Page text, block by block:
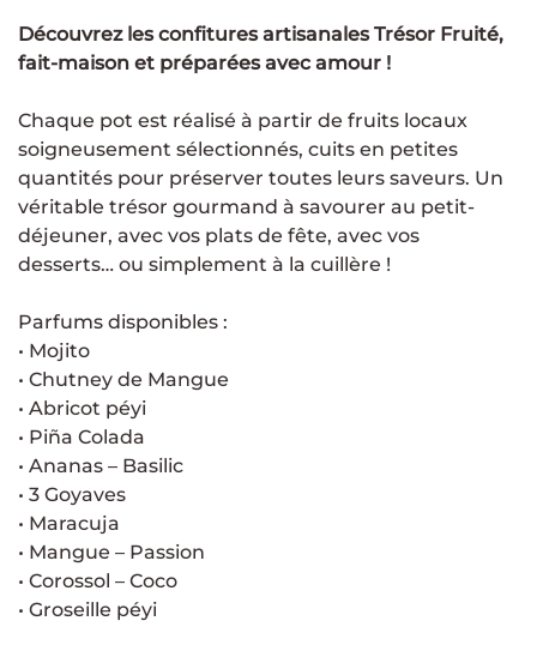
Découvrez les confitures artisanales Trésor Fruité,
fait-maison et préparées avec amour !
Chaque pot est réalisé à partir de fruits locaux
soigneusement sélectionnés, cuits en petites
quantités pour préserver toutes leurs saveurs. Un
véritable trésor gourmand à savourer au petit-
déjeuner, avec vos plats de fête, avec vos
desserts… ou simplement à la cuillère !
Parfums disponibles :
• Mojito
• Chutney de Mangue
• Abricot péyi
• Piña Colada
• Ananas – Basilic
• 3 Goyaves
• Maracuja
• Mangue – Passion
• Corossol – Coco
• Groseille péyi